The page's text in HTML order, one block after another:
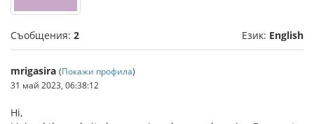
Съобщения: 2 Език: English
mrigasira (Покажи профила)
31 май 2023, 06:38:12
Hi,